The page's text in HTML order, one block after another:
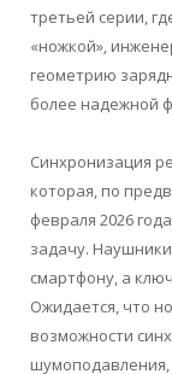
третьей серии,
«ножкой»,
геометрию
более надежной
Синхронизация
которая, по
февраля 2026
задачу.
смартфону, а
Ожидается, что
возможности